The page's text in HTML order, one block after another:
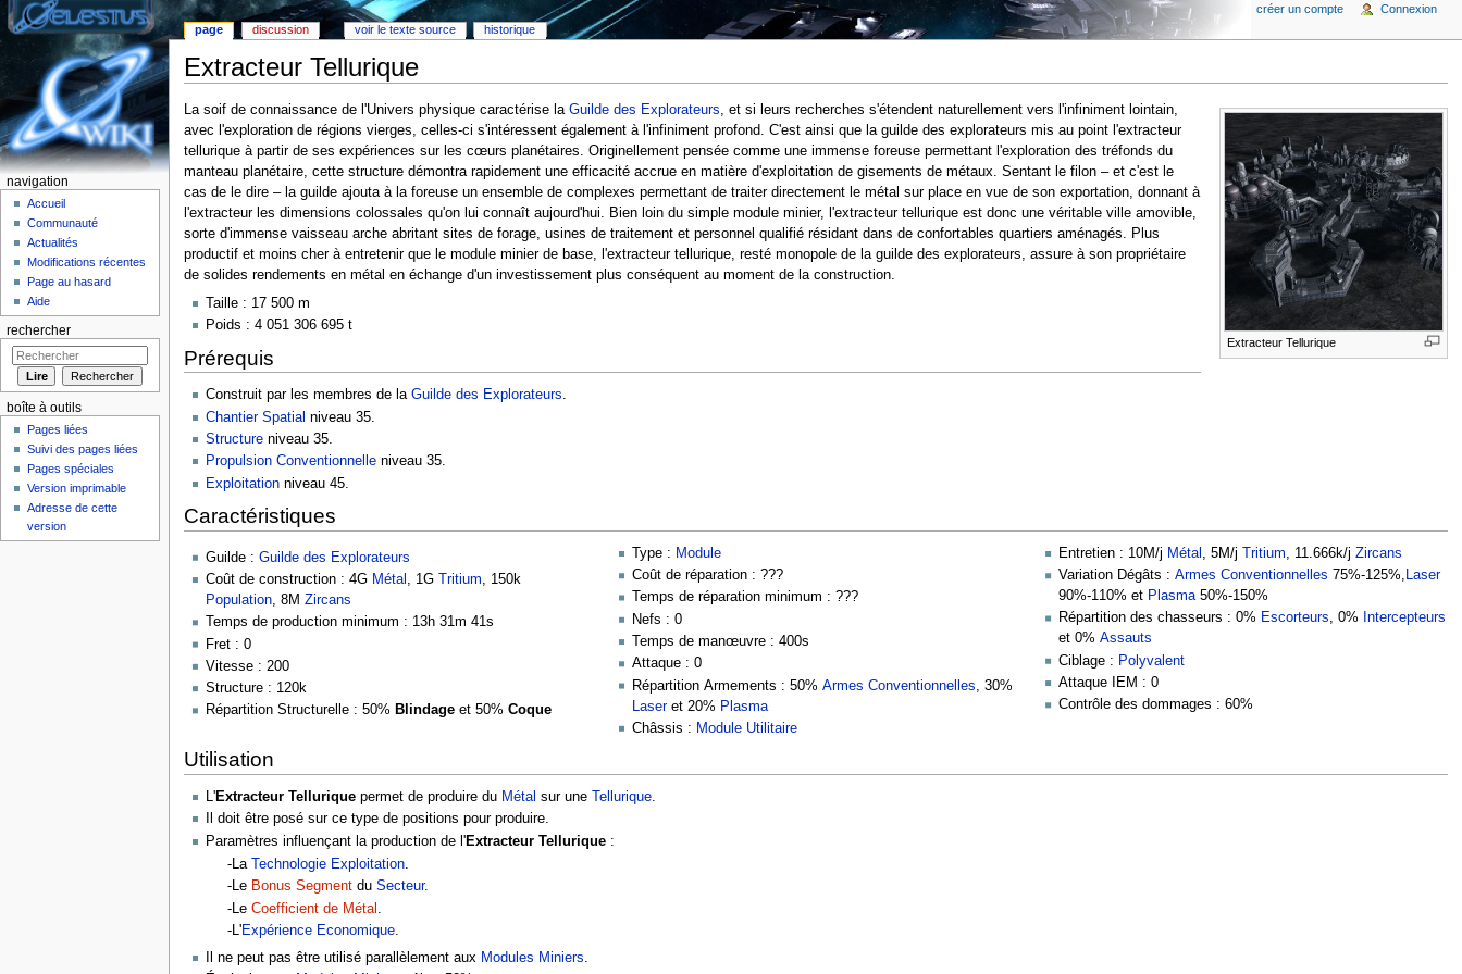
Extracteur Tellurique
Extracteur Tellurique
La soif de connaissance de l'Univers physique caractérise la Guilde des Explorateurs, et si leurs recherches s'étendent naturellement vers l'infiniment lointain,
avec l'exploration de régions vierges, celles-ci s'intéressent également à l'infiniment profond. C'est ainsi que la guilde des explorateurs mis au point l'extracteur
tellurique à partir de ses expériences sur les cœurs planétaires. Originellement pensée comme une immense foreuse permettant l'exploration des tréfonds du
manteau planétaire, cette structure démontra rapidement une efficacité accrue en matière d'exploitation de gisements de métaux. Sentant le filon – et c'est le
cas de le dire – la guilde ajouta à la foreuse un ensemble de complexes permettant de traiter directement le métal sur place en vue de son exportation, donnant à
l'extracteur les dimensions colossales qu'on lui connaît aujourd'hui. Bien loin du simple module minier, l'extracteur tellurique est donc une véritable ville amovible,
sorte d'immense vaisseau arche abritant sites de forage, usines de traitement et personnel qualifié résidant dans de confortables quartiers aménagés. Plus
productif et moins cher à entretenir que le module minier de base, l'extracteur tellurique, resté monopole de la guilde des explorateurs, assure à son propriétaire
de solides rendements en métal en échange d'un investissement plus conséquent au moment de la construction.
Taille : 17 500 m
Poids : 4 051 306 695 t
Prérequis
Construit par les membres de la Guilde des Explorateurs.
Chantier Spatial niveau 35.
Structureniveau 35.
Propulsion Conventionnelleniveau 35.
Exploitationniveau 45.
Caractéristiques
Guilde : Guilde des Explorateurs
Coût de construction : 4G Métal , 1G Tritium, 150k
Population, 8M Zircans
Temps de production minimum : 13h 31m 41s
Fret : 0
Vitesse : 200
Structure : 120k
Répartition Structurelle : 50% Blindageet 50% Coque
Type : Module
Coût de réparation : ???
Temps de réparation minimum : ???
Nefs : 0
Temps de manœuvre : 400s
Attaque : 0
Répartition Armements : 50%Armes Conventionnelles , 30%
Laseret 20% Plasma
Châssis : Module Utilitaire
Entretien : 10M/j Métal , 5M/j Tritium, 11.666k/jZircans
Variation Dégâts :Armes Conventionnelles 75%-125%, Laser
90%-110% et Plasma50%-150%
Répartition des chasseurs : 0% Escorteurs, 0%
Intercepteurs
et 0%Assauts
Ciblage : Polyvalent
Attaque IEM : 0
Contrôle des dommages : 60%
Utilisation
L'Extracteur Telluriquepermet de produire du Métal sur une Tellurique.
Il doit être posé sur ce type de positions pour produire.
Paramètres influençant la production de l'Extracteur Tellurique:
-La
Technologie Exploitation.
-Le Bonus Segment duSecteur.
-LeCoefficient de Métal
-L'Expérience Economique.
Il ne peut pas être utilisé parallèlement aux Modules Miniers.
page discussion voir le texte source historique
créer un compte Connexion
navigation
Accueil
Communauté
Actualités
Modifications récentes
Page au hasard
Aide
rechercher
boîte à outils
Pages liées
Suivi des pages liées
Pages spéciales
Version imprimable
Adresse de cette
version